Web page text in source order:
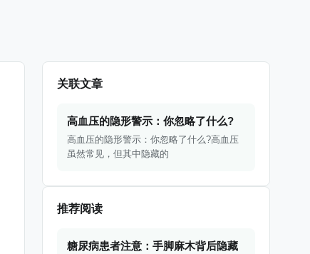
关联文章
高血压的隐形警示：你忽略了什么?
高血压的隐形警示：你忽略了什么?高血压
虽然常见，但其中隐藏的
推荐阅读
糖尿病患者注意：手脚麻木背后隐藏